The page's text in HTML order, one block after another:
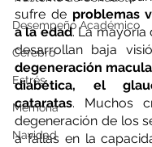
Desempeño Académico
Cerebro
Estrés
Memoria
Navidad
sufre de problemas
a la edad. La mayoría
degeneración
diabética, el
cataratas. Muchos
degeneración de los
a fallas en la